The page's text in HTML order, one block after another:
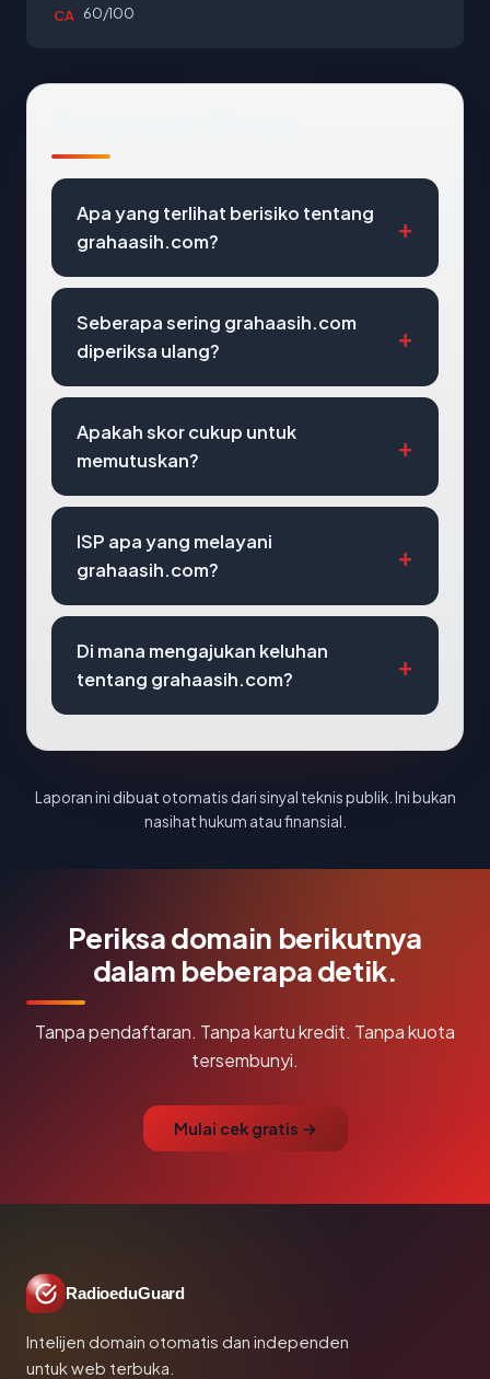
CA 60/100
Apa yang terlihat berisiko tentang
grahaasih.com?
Seberapa sering grahaasih.com
diperiksa ulang?
Apakah skor cukup untuk
memutuskan?
ISP apa yang melayani
grahaasih.com?
Di mana mengajukan keluhan
tentang grahaasih.com?
Laporan ini dibuat otomatis dari sinyal teknis publik. Ini bukan
nasihat hukum atau finansial.
Periksa domain berikutnya
dalam beberapa detik.
Tanpa pendaftaran. Tanpa kartu kredit. Tanpa kuota
tersembunyi.
Mulai cek gratis →
RadioeduGuard
Intelijen domain otomatis dan independen
untuk web terbuka.